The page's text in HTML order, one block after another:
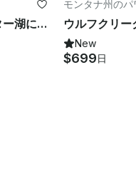
モンタナ州ウルフクリークのホルター湖にある2022年のシルバンポンツーンボートレンタル！
モンタナ州のパ
New
$699日